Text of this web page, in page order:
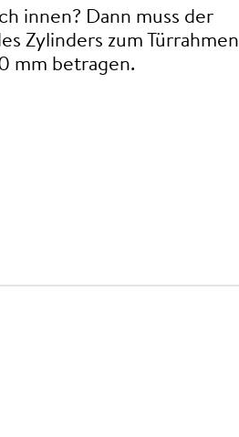
innen? Dann muss der
Zylinders zum Türrahmen
mm betragen.